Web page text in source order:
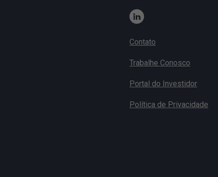
Contato
Trabalhe Conosco
Portal do Investidor
Política de Privacidade